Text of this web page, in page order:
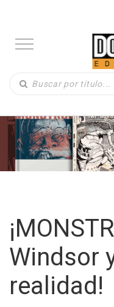
Windsor
realidad!